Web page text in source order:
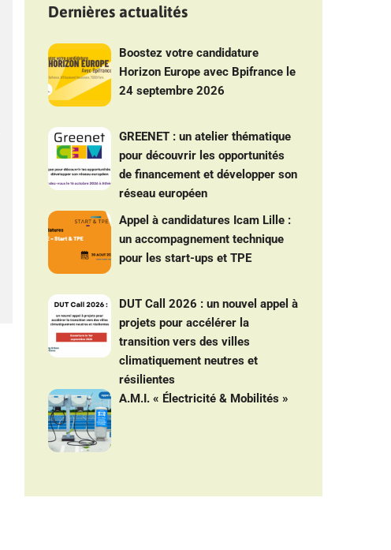
Dernières actualités
Boostez votre candidature
Horizon Europe avec Bpifrance le
24 septembre 2026
GREENET : un atelier thématique
pour découvrir les opportunités
de financement et développer son
réseau européen
Appel à candidatures Icam Lille :
un accompagnement technique
pour les start-ups et TPE
DUT Call 2026 : un nouvel appel à
projets pour accélérer la
transition vers des villes
climatiquement neutres et
résilientes
A.M.I. « Électricité & Mobilités »